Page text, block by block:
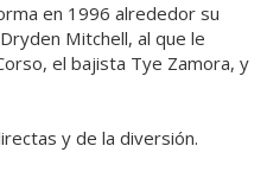
en 1996 alrededor su
Mitchell, al que le
el bajista Tye Zamora, y
y de la diversión.